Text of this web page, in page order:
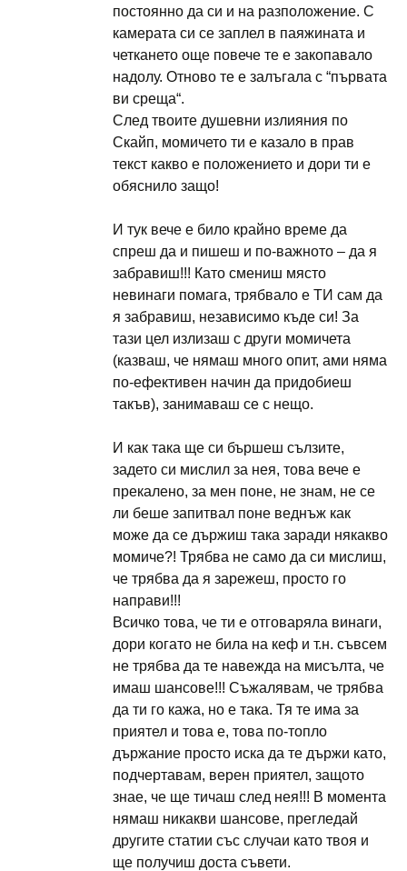
постоянно да си и на разположение. С
камерата си се заплел в паяжината и
четкането още повече те е закопавало
надолу. Отново те е залъгала с “първата
ви среща“.
След твоите душевни излияния по
Скайп, момичето ти е казало в прав
текст какво е положението и дори ти е
обяснило защо!
И тук вече е било крайно време да
спреш да и пишеш и по-важното – да я
забравиш!!! Като смениш място
невинаги помага, трябвало е ТИ сам да
я забравиш, независимо къде си! За
тази цел излизаш с други момичета
(казваш, че нямаш много опит, ами няма
по-ефективен начин да придобиеш
такъв), занимаваш се с нещо.
И как така ще си бършеш сълзите,
задето си мислил за нея, това вече е
прекалено, за мен поне, не знам, не се
ли беше запитвал поне веднъж как
може да се държиш така заради някакво
момиче?! Трябва не само да си мислиш,
че трябва да я зарежеш, просто го
направи!!!
Всичко това, че ти е отговаряла винаги,
дори когато не била на кеф и т.н. съвсем
не трябва да те навежда на мисълта, че
имаш шансове!!! Съжалявам, че трябва
да ти го кажа, но е така. Тя те има за
приятел и това е, това по-топло
държание просто иска да те държи като,
подчертавам, верен приятел, защото
знае, че ще тичаш след нея!!! В момента
нямаш никакви шансове, прегледай
другите статии със случаи като твоя и
ще получиш доста съвети.